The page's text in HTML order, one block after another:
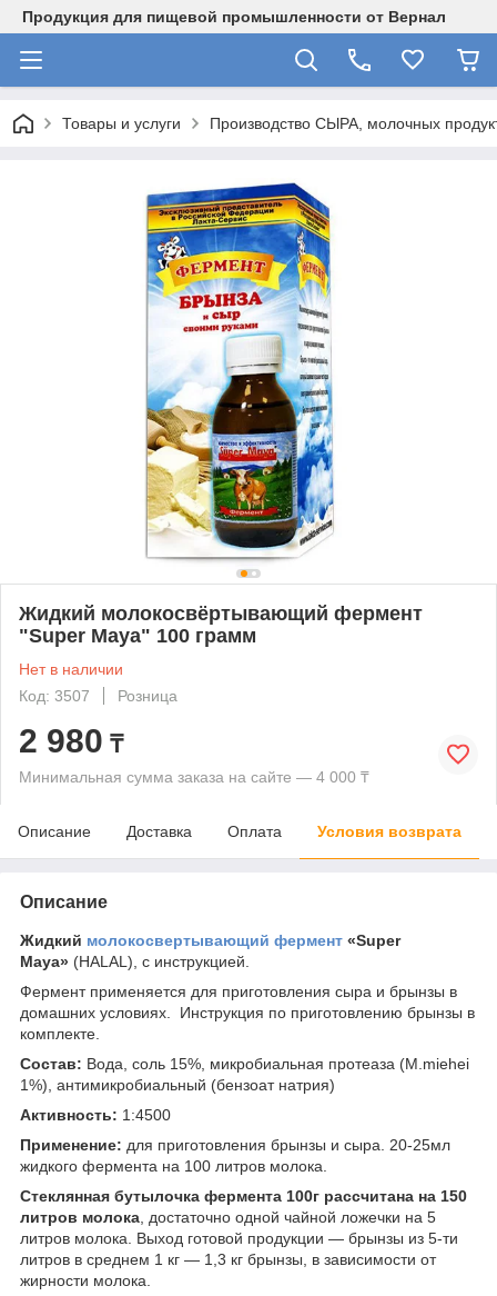
Продукция для пищевой промышленности от Вернал
Товары и услуги Производство СЫРА, молочных
Жидкий молокосвёртывающий фермент
"Super Maya" 100 грамм
Нет в наличии
Код: 3507
Розница
2 980 ₸
Минимальная сумма заказа на сайте — 4 000 ₸
Описание Доставка Оплата Условия возврата
Описание
Жидкий молокосвертывающий фермент «Super
Maya» (HALAL), с инструкцией.
Фермент применяется для приготовления сыра и брынзы в
домашних условиях. Инструкция по приготовлению брынзы в
комплекте.
Состав: Вода, соль 15%, микробиальная протеаза (M.miehei
1%), антимикробиальный (бензоат натрия)
Активность: 1:4500
Применение: для приготовления брынзы и сыра. 20-25мл
жидкого фермента на 100 литров молока.
Стеклянная бутылочка фермента 100г рассчитана на 150
литров молока , достаточно одной чайной ложечки на 5
литров молока. Выход готовой продукции — брынзы из 5-ти
литров в среднем 1 кг — 1,3 кг брынзы, в зависимости от
жирности молока.